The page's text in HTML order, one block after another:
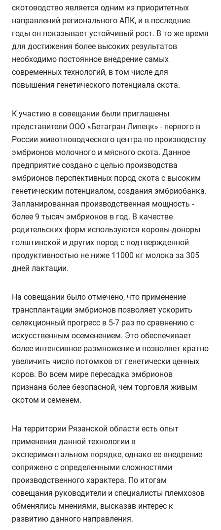
скотоводство является одним из приоритетных
направлений регионального АПК, и в последние
годы он показывает устойчивый рост. В то же время
для достижения более высоких результатов
необходимо постоянное внедрение самых
современных технологий, в том числе для
повышения генетического потенциала скота.
К участию в совещании были приглашены
представители ООО «Бетагран Липецк» - первого в
России животноводческого центра по производству
эмбрионов молочного и мясного скота. Данное
предприятие создано с целью производства
эмбрионов перспективных пород скота с высоким
генетическим потенциалом, создания эмбриобанка.
Запланированная производственная мощность -
более 9 тысяч эмбрионов в год. В качестве
родительских форм используются коровы-доноры
голштинской и других пород с подтвержденной
продуктивностью не ниже 11000 кг молока за 305
дней лактации.
На совещании было отмечено, что применение
трансплантации эмбрионов позволяет ускорить
селекционный прогресс в 5-7 раз по сравнению с
искусственным осеменением. Это обеспечивает
более интенсивное размножение и позволяет кратно
увеличить число потомков от генетически ценных
коров. Во всем мире пересадка эмбрионов
признана более безопасной, чем торговля живым
скотом и семенем.
На территории Рязанской области есть опыт
применения данной технологии в
экспериментальном порядке, однако ее внедрение
сопряжено с определенными сложностями
производственного характера. По итогам
совещания руководители и специалисты племхозов
обменялись мнениями, высказав интерес к
развитию данного направления.